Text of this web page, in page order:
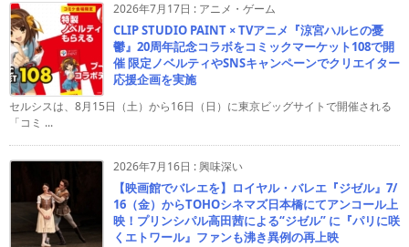
2026年7月17日 : アニメ・ゲーム
CLIP STUDIO PAINT × TVアニメ『涼宮ハルヒの憂
鬱』20周年記念コラボをコミックマーケット108で開
催 限定ノベルティやSNSキャンペーンでクリエイター
応援企画を実施
セルシスは、8月15日（土）から16日（日）に東京ビッグサイトで開催される
「コミ ...
2026年7月16日 :興味深い
【映画館でバレエを】ロイヤル・バレエ『ジゼル』7/
16（金）からTOHOシネマズ日本橋にてアンコール上
映！プリンシパル高田茜による“ジゼル” に『パリに咲
くエトワール』ファンも沸き異例の再上映